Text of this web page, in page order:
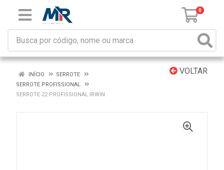
0
VOLTAR
INÍCIO
SERROTE
SERROTE PROFISSIONAL
SERROTE 22 PROFISSIONAL IRWIN